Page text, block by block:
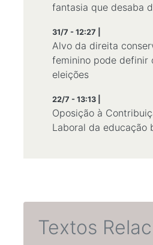
fantasia que desaba
31/7 - 12:27 |
Alvo da direita
feminino pode definir
eleições
22/7 - 13:13 |
Oposição à
Laboral da educação
Textos